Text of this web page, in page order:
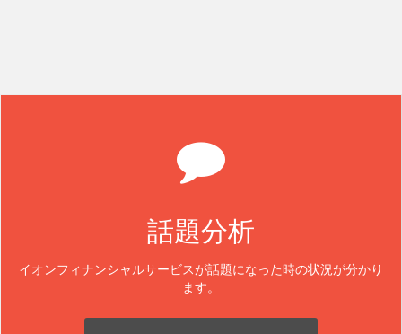
話題分析
イオンフィナンシャルサービスが話題になった時の状況が分かり
ます。